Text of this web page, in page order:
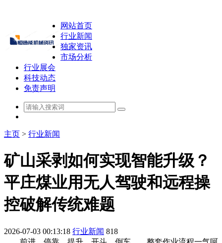
网站首页
行业新闻
独家资讯
市场分析
行业展会
科技动态
免责声明
主页 > 行业新闻
矿山采剥如何实现智能升级？
平庄煤业用无人驾驶和远程操
控破解传统难题
2026-07-03 00:13:18 行业新闻 818